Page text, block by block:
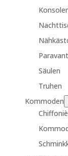
Paravant
Säulen
Truhen
Kommoden